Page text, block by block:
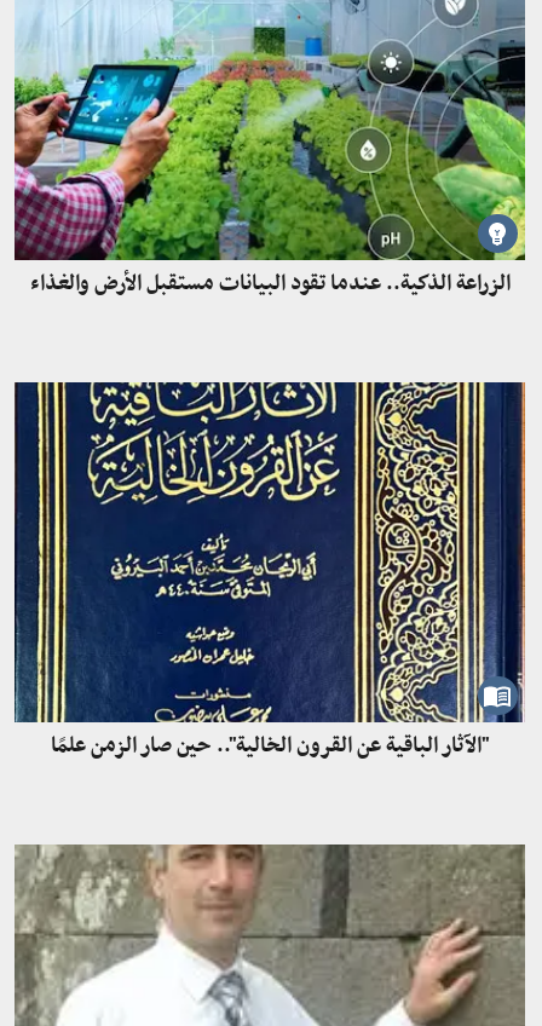
الزراعة الذكية.. عندما تقود البيانات مستقبل الأرض والغذاء
"الآثار الباقية عن القرون الخالية".. حين صار الزمن علمًا